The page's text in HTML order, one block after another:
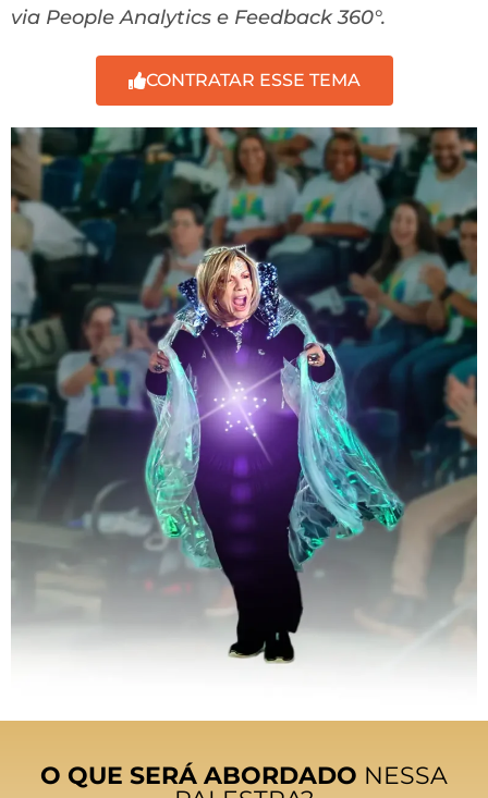
via People Analytics e Feedback 360°.
CONTRATAR ESSE TEMA
O QUE SERÁ ABORDADO NESSA